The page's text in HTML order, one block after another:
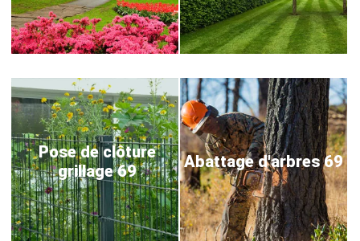
Pose de clôture
grillage 69
Abattage d'arbres 69